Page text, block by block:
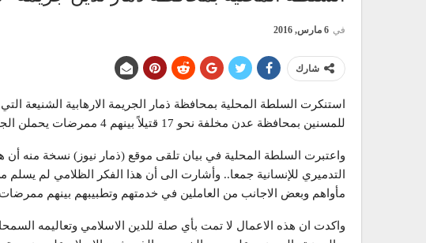
في 6 مارس, 2016
شارك
استنكرت السلطة المحلية بمحافظة ذمار الجريمة الارهابية الشنيعة التي
للمسنين بمحافظة عدن مخلفة نحو 17 قتيلاً بينهم 4 ممرضات يحملن الجنسية الهندية.
واعتبرت السلطة المحلية في بيان تلقى موقع (ذمار نيوز) نسخة منه أن
التدميري للإنسانية جمعا.. وأشارت الى أن هذا الفكر الظلامي لم
مأواهم وبعض الاجانب من العاملين في خدمتهم وتطبيبهم بينهم ممرضات
واكدت ان هذه الاعمال لا تمت بأي صلة للدين الاسلامي وتعاليمه